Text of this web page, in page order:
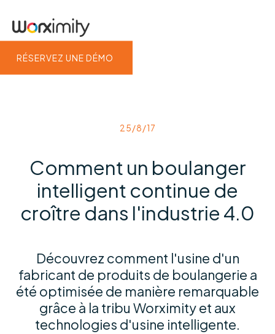
RÉSERVEZ UNE DÉMO
25/8/17
Comment un boulanger
intelligent continue de
croître dans l'industrie 4.0
Découvrez comment l'usine d'un
fabricant de produits de boulangerie a
été optimisée de manière remarquable
grâce à la tribu Worximity et aux
technologies d'usine intelligente.